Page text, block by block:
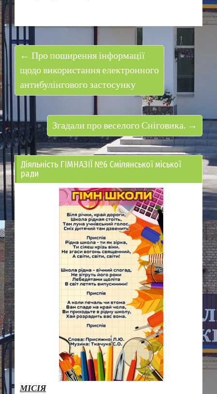
← Про поширення інформації
щодо використання електронного
антибулінгового застосунку
Згадали про веселого Сніговика. →
Діяльність ГІМНАЗІЇ №6 Смілянської міської
ради
МІСІЯ